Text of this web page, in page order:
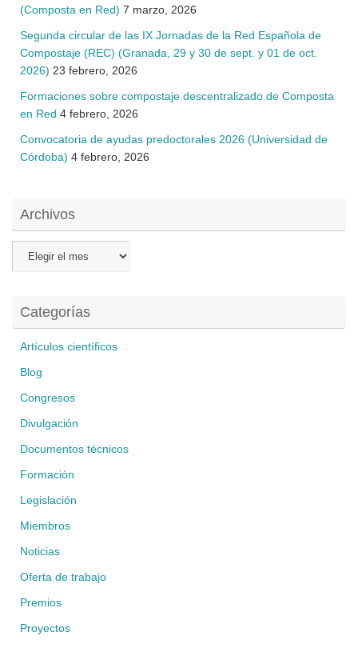
(Composta en Red) 7 marzo, 2026
Segunda circular de las IX Jornadas de la Red Española de
Compostaje (REC) (Granada, 29 y 30 de sept. y 01 de oct.
2026) 23 febrero, 2026
Formaciones sobre compostaje descentralizado de Composta
en Red 4 febrero, 2026
Convocatoria de ayudas predoctorales 2026 (Universidad de
Córdoba) 4 febrero, 2026
Archivos
Categorías
Artículos científicos
Blog
Congresos
Divulgación
Documentos técnicos
Formación
Legislación
Miembros
Noticias
Oferta de trabajo
Premios
Proyectos